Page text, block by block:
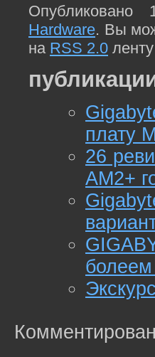
Hardware. Вы
на RSS 2.0
плату
26
AM2+